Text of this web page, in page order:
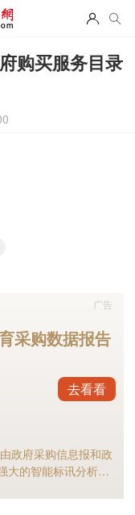
购买服务目录
采购数据报告
去看看
政府采购信息报和政
大的智能标讯分析能
广告